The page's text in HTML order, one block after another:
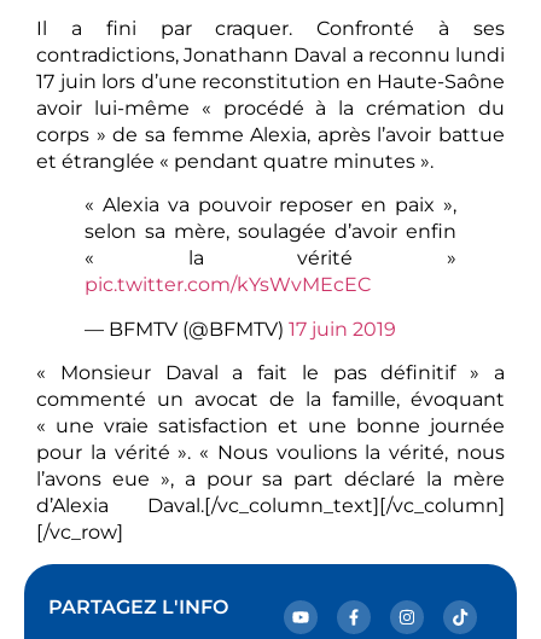
Il a fini par craquer. Confronté à ses
contradictions, Jonathann Daval a reconnu lundi
17 juin lors d’une reconstitution en Haute-Saône
avoir lui-même « procédé à la crémation du
corps » de sa femme Alexia, après l’avoir battue
et étranglée « pendant quatre minutes ».
« Alexia va pouvoir reposer en paix »,
selon sa mère, soulagée d’avoir enfin
« la vérité »
pic.twitter.com/kYsWvMEcEC
— BFMTV (@BFMTV) 17 juin 2019
« Monsieur Daval a fait le pas définitif » a
commenté un avocat de la famille, évoquant
« une vraie satisfaction et une bonne journée
pour la vérité ». « Nous voulions la vérité, nous
l’avons eue », a pour sa part déclaré la mère
d’Alexia Daval.[/vc_column_text][/vc_column]
[/vc_row]
PARTAGEZ L'INFO